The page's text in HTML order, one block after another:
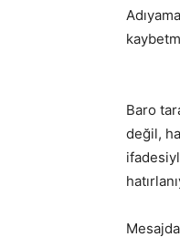
Baro
değil,